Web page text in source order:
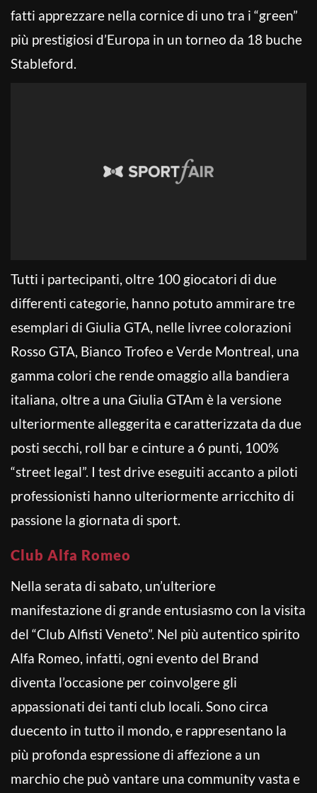
fatti apprezzare nella cornice di uno tra i “green”
più prestigiosi d’Europa in un torneo da 18 buche
Stableford.
Tutti i partecipanti, oltre 100 giocatori di due
differenti categorie, hanno potuto ammirare tre
esemplari di Giulia GTA, nelle livree colorazioni
Rosso GTA, Bianco Trofeo e Verde Montreal, una
gamma colori che rende omaggio alla bandiera
italiana, oltre a una Giulia GTAm è la versione
ulteriormente alleggerita e caratterizzata da due
posti secchi, roll bar e cinture a 6 punti, 100%
“street legal”. I test drive eseguiti accanto a piloti
professionisti hanno ulteriormente arricchito di
passione la giornata di sport.
Club Alfa Romeo
Nella serata di sabato, un’ulteriore
manifestazione di grande entusiasmo con la visita
del “Club Alfisti Veneto”. Nel più autentico spirito
Alfa Romeo, infatti, ogni evento del Brand
diventa l’occasione per coinvolgere gli
appassionati dei tanti club locali. Sono circa
duecento in tutto il mondo, e rappresentano la
più profonda espressione di affezione a un
marchio che può vantare una community vasta e